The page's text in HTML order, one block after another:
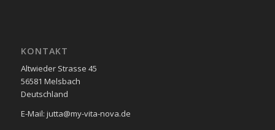
KONTAKT
Altwieder Strasse 45
56581 Melsbach
Deutschland
E-Mail: jutta@my-vita-nova.de